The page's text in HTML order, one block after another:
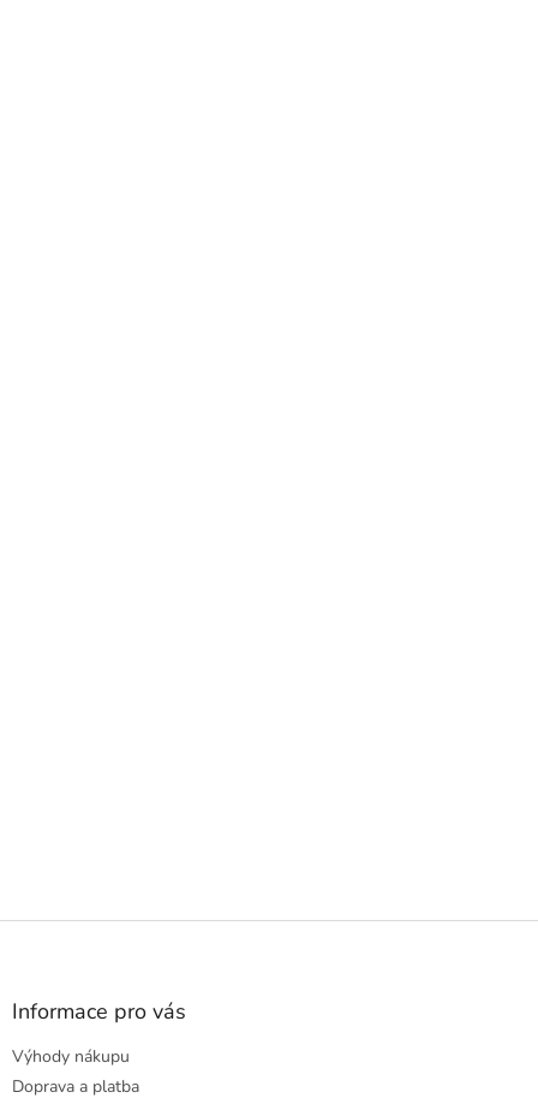
Z
Informace pro vás
Výhody nákupu
Doprava a platba